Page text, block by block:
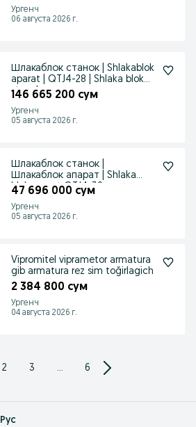
Ургенч
06 августа 2026 г.
Шлакаблок станок | Shlakablok
aparat | QTJ4-28 | Shlaka blok
stanok
146 665 200 сум
Ургенч
05 августа 2026 г.
Шлакаблок станок |
Шлакаблок апарат | Shlaka
blok aparat QTJ4-30
47 696 000 сум
Ургенч
05 августа 2026 г.
Vipromitel viprametor armatura
gib armatura rez sim toğirlagich
2 384 800 сум
Ургенч
04 августа 2026 г.
2 3 ... 6
Рус